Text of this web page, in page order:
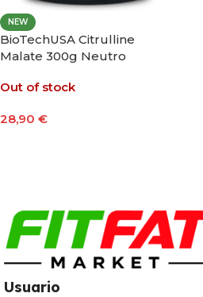
NEW
BioTechUSA Citrulline
Malate 300g Neutro
Out of stock
28,90 €
Usuario